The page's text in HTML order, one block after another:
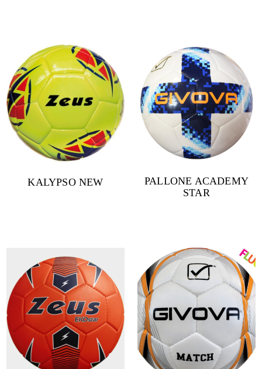
KALYPSO NEW
PALLONE ACADEMY
STAR